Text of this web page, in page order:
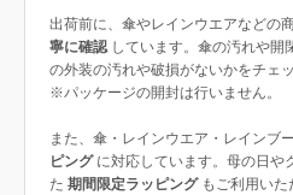
出荷前に、傘やレインウエアなどの
寧に確認しています。傘の汚れや開
の外装の汚れや破損がないかをチェ
※パッケージの開封は行いません。
また、傘・レインウエア・レインブ
ピングに対応しています。母の日や
た 期間限定ラッピングもご利用いた